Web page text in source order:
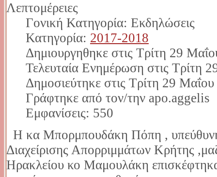
Λεπτομέρειες
Γονική Κατηγορία: Εκδηλώσεις
Κατηγορία: 2017-2018
Δημιουργηθηκε στις Τρίτη 29
Τελευταία Ενημέρωση στις Τρίτη
Δημοσιεύτηκε στις Τρίτη 29
Γράφτηκε από τον/την apo.aggelis
Εμφανίσεις: 550
Η κα Μπορμπουδάκη Πόπη ,
Διαχείρισης Απορριμμάτων Κρήτης
Ηρακλείου κο Μαμουλάκη